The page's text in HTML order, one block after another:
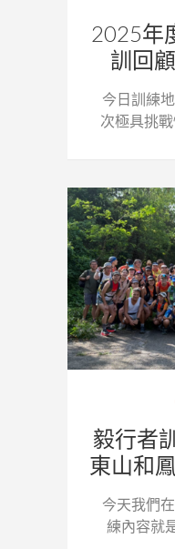
2025年
訓回
今日訓練
次極具挑
毅行者
東山和
今天我們
練內容就